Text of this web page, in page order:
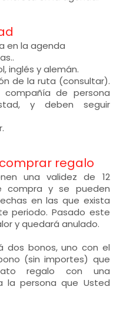
en la agenda
inglés y alemán.
de la ruta (consultar).
de persona
y deben seguir
regalo
una validez de 12
compra y se pueden
en las que exista
periodo. Pasado este
y quedará anulado.
dos bonos, uno con el
(sin importes) que
regalo con una
la persona que Usted